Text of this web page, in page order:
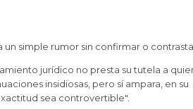
simple rumor sin confirmar o
jurídico no presta su tutela a
insidiosas, pero sí ampara, en su
sea controvertible".